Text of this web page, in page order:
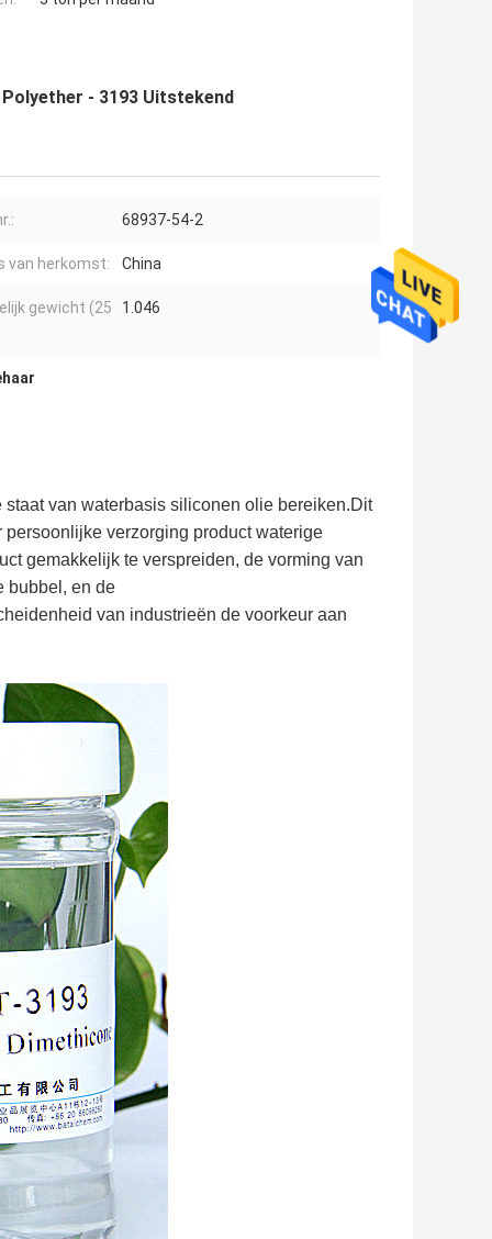
- 3193 Uitstekend
68937-54-2
van herkomst: China
gewicht (25 1.046
van waterbasis siliconen olie bereiken.Dit
verzorging product waterige
gemakkelijk te verspreiden, de vorming van
bubbel, en de
van industrieën de voorkeur aan